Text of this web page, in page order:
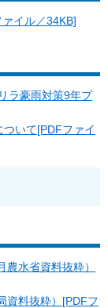
イル／34KB]
ラ豪雨対策9年プ
いて[PDFファイ
水省資料抜粋）
資料抜粋）[PDFフ